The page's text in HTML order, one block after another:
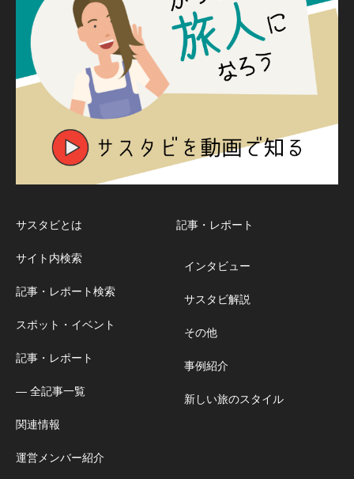
サスタビとは
サイト内検索
記事・レポート検索
スポット・イベント
記事・レポート
― 全記事一覧
関連情報
運営メンバー紹介
記事・レポート
インタビュー
サスタビ解説
その他
事例紹介
新しい旅のスタイル